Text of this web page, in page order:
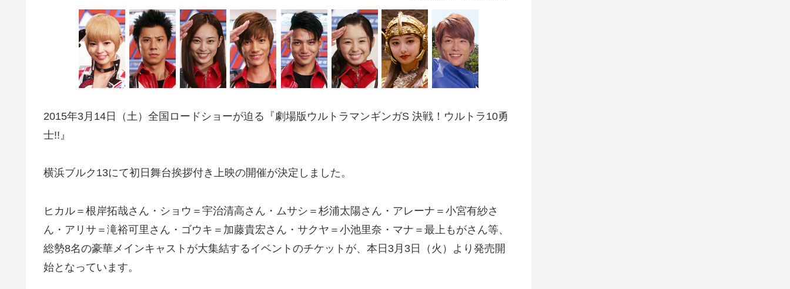
2015年3月14日（土）全国ロードショーが迫る『劇場版ウルトラマンギンガS 決戦！ウルトラ10勇
士!!』
横浜ブルク13にて初日舞台挨拶付き上映の開催が決定しました。
ヒカル＝根岸拓哉さん・ショウ＝宇治清高さん・ムサシ＝杉浦太陽さん・アレーナ＝小宮有紗さ
ん・アリサ＝滝裕可里さん・ゴウキ＝加藤貴宏さん・サクヤ＝小池里奈・マナ＝最上もがさん等、
総勢8名の豪華メインキャストが大集結するイベントのチケットが、本日3月3日（火）より発売開
始となっています。